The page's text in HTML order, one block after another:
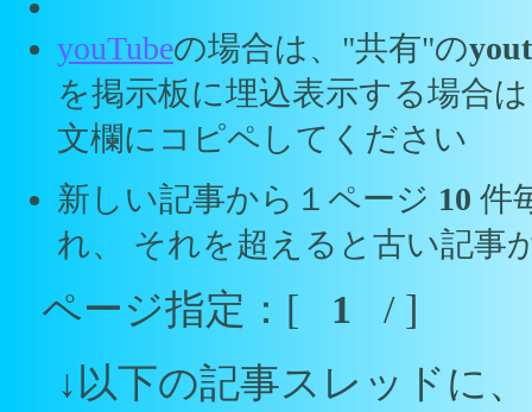
youTubeの場合は、"共有"の
を掲示板に埋込表示する場合
文欄にコピペしてください
新しい記事から１ページ 10 件
れ、 それを超えると古い記事
ページ指定：[ 1 / ]
↓以下の記事スレッドに